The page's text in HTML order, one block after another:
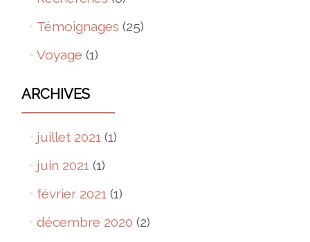
Témoignages (25)
Voyage (1)
ARCHIVES
juillet 2021 (1)
juin 2021 (1)
février 2021 (1)
décembre 2020 (2)